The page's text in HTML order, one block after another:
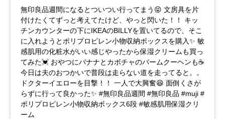
無印良品週間になるとついつい行ってまう😝 文房具を片
付けたくてずっと考えてたけど、やっと閃いた！！ キッ
チンカウンターの下にIKEAのBILLYを置いてるので、そこ
に入れようとポリプロピレン小物収納ボックスを購入✨ 敏
感肌用の化粧水がいい感じやったから保湿クリームも買っ
てみた💓 おやつにバナナとカボチャのバームクーヘンも☕️
今日は夫のおつかいで普段は走らない道を走ってると。。
ドクターイエローを目撃！！ 一人で大興奮😆 面倒くさが
らずに行って良かった✨ #無印良品週間 #無印良品 #muji #
ポリプロピレン小物収納ボックス6段 #敏感肌用保湿クリ
ーム